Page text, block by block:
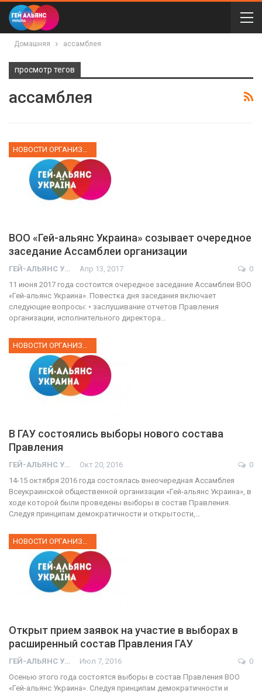
Домашняя ассамблея
просмотр тегов
ассамблея
ВОО «Гей-альянс Украина» созывает очередное
заседание Ассамблеи организации
ГЕЙ-АЛЬЯНС УКРАИНА Апр 13, 2017
0
11 июня 2017 года состоится очередное заседание Ассамблеи ВОО
«Гей-альянс Украина». Повестка дня заседания включает
следующие вопросы: • заслушивание отчетов Правления
организации, исполнительного директора…
НОВОСТИ ОРГАНИЗАЦИИ
В ГАУ состоялись выборы нового состава
Правления
ГЕЙ-АЛЬЯНС УКРАИНА Окт 20, 2016
0
14-15 октября 2016 года состоялась внеочередная Ассамблея
Всеукраинской общественной организации «Гей-альянс Украина», в
ходе которой были проведены выборы в состав Правления.
Следуя принципам демократичности и открытости,…
НОВОСТИ ОРГАНИЗАЦИИ
Открыт прием заявок на участие в выборах в
расширенный состав Правления ГАУ
ГЕЙ-АЛЬЯНС УКРАИНА Июл 7, 2016
0
Осенью этого года состоятся выборы в состав Правления ВОО
«Гей-альянс Украина». Следуя принципам демократичности и